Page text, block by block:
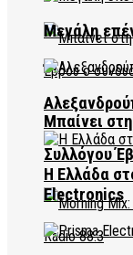
Μπαίνει
Συλλόγου
Μεγάλη
Η Ελλάδα
Electronics